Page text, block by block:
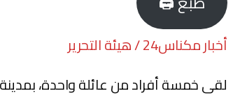
أخبار مكناس24 / هيئة التحرير
لقى خمسة أفراد من عائلة واحدة،